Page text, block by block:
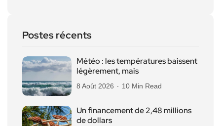
Postes récents
Météo : les températures baissent
légèrement, mais
8 Août 2026 10 Min Read
Un financement de 2,48 millions
de dollars